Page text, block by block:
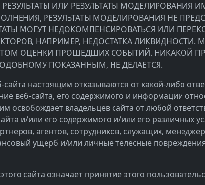
РЕЗУЛЬТАТЫ ИЛИ РЕЗУЛЬТАТЫ
РЕЗУЛЬТАТЫ МОДЕЛИРОВАНИЯ НЕ
МОГУТ НЕДОКОМПЕНСИРОВАТЬСЯ ИЛИ
НАПРИМЕР, НЕДОСТАТКА
ОЦЕНКИ ПРОШЕДШИХ СОБЫТИЙ. НИКАКОЙ
ПОКАЗАННЫМ, НЕ ДЕЛАЕТСЯ.
настоящим отказываются от какой-либо
веб-сайта, его содержимого и информации
освобождает владельцев сайта от любой
и/или его содержимого и/или его различных
агентов, сотрудников, служащих,
ущерб и/или личные телесные
сайта означает принятие этого